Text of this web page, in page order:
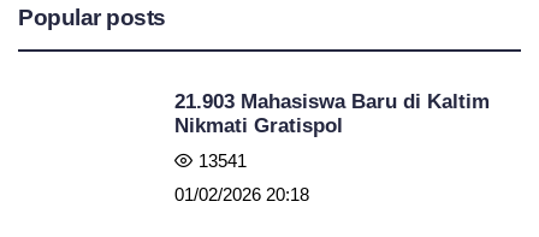
Popular posts
21.903 Mahasiswa Baru di Kaltim
Nikmati Gratispol
13541
01/02/2026 20:18